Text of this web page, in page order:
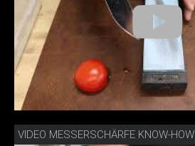
VIDEO MESSERSCHÄRFE KNOW-HOW